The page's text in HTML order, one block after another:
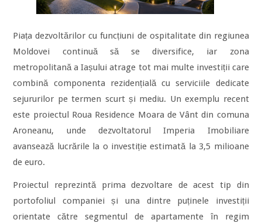
Piața dezvoltărilor cu funcțiuni de ospitalitate din regiunea
Moldovei continuă să se diversifice, iar zona
metropolitană a Iașului atrage tot mai multe investiții care
combină componenta rezidențială cu serviciile dedicate
sejururilor pe termen scurt și mediu. Un exemplu recent
este proiectul Roua Residence Moara de Vânt din comuna
Aroneanu, unde dezvoltatorul Imperia Imobiliare
avansează lucrările la o investiție estimată la 3,5 milioane
de euro.
Proiectul reprezintă prima dezvoltare de acest tip din
portofoliul companiei și una dintre puținele investiții
orientate către segmentul de apartamente în regim